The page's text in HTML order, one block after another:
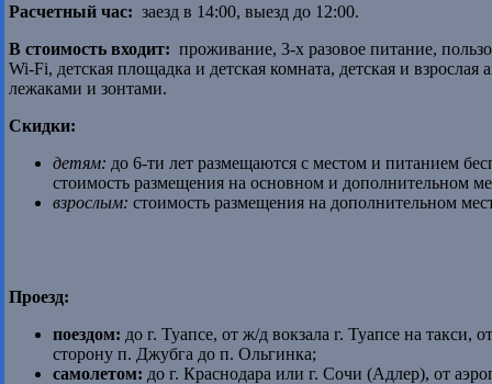
Расчетный час: заезд в 14:00, выезд до 12:00.
В стоимость входит: проживание, 3-х разовое питание,
Wi-Fi, детская площадка и детская комната, детская и
лежаками и зонтами.
Скидки:
детям: до 6-ти лет размещаются с местом и питанием
стоимость размещения на основном и дополнительном
взрослым: стоимость размещения на дополнительном
Проезд:
поездом: до г. Туапсе, от ж/д вокзала г. Туапсе на такси,
сторону п. Джубга до п. Ольгинка;
самолетом: до г. Краснодара или г. Сочи (Адлер), от